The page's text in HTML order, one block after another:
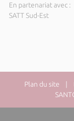
En partenariat avec :
SATT Sud-Est
Plan du site |